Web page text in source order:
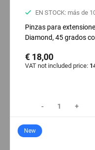
EN STOCK: más de
Pinzas para
Diamond, 45 grados
€ 18,00
VAT not included price:
- +
New